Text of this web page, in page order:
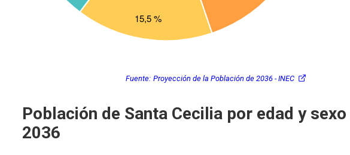
Fuente: Proyección de la Población de 2036 - INEC
Población de Santa Cecilia por edad y sexo
2036